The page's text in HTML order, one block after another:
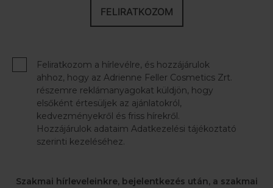
FELIRATKOZOM
Feliratkozom a hírlevélre, és hozzájárulok
ahhoz, hogy az Adrienne Feller Cosmetics Zrt.
részemre reklámanyagokat küldjön, hogy
elsőként értesüljek az ajánlatokról,
kedvezményekről és friss hírekről.
Hozzájárulok adataim Adatkezelési tájékoztató
szerinti kezeléséhez.
Szakmai hírleveleinkre, bejelentkezés után, a szakmai